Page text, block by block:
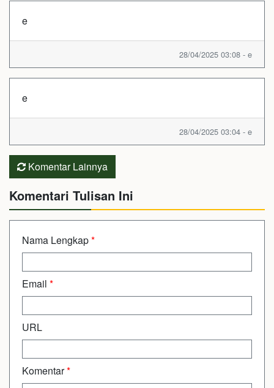
e
28/04/2025 03:08 - e
e
28/04/2025 03:04 - e
Komentar Lainnya
Komentari Tulisan Ini
Nama Lengkap*
Email *
URL
Komentar*